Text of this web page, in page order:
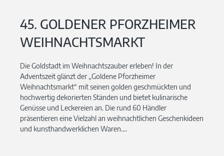
45. GOLDENER PFORZHEIMER
WEIHNACHTSMARKT
Die Goldstadt im Weihnachtszauber erleben! In der
Adventszeit glänzt der „Goldene Pforzheimer
Weihnachtsmarkt“ mit seinen golden geschmückten und
hochwertig dekorierten Ständen und bietet kulinarische
Genüsse und Leckereien an. Die rund 60 Händler
präsentieren eine Vielzahl an weihnachtlichen Geschenkideen
und kunsthandwerklichen Waren....